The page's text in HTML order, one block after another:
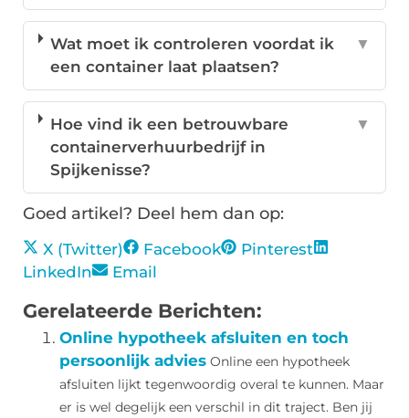
Wat moet ik controleren voordat ik
een container laat plaatsen?
▼
Hoe vind ik een betrouwbare
containerverhuurbedrijf in
Spijkenisse?
▼
Goed artikel? Deel hem dan op:
X (Twitter) Facebook
Pinterest
LinkedIn
Email
Gerelateerde Berichten:
Online hypotheek afsluiten en toch
persoonlijk advies Online een hypotheek
afsluiten lijkt tegenwoordig overal te kunnen. Maar
er is wel degelijk een verschil in dit traject. Ben jij